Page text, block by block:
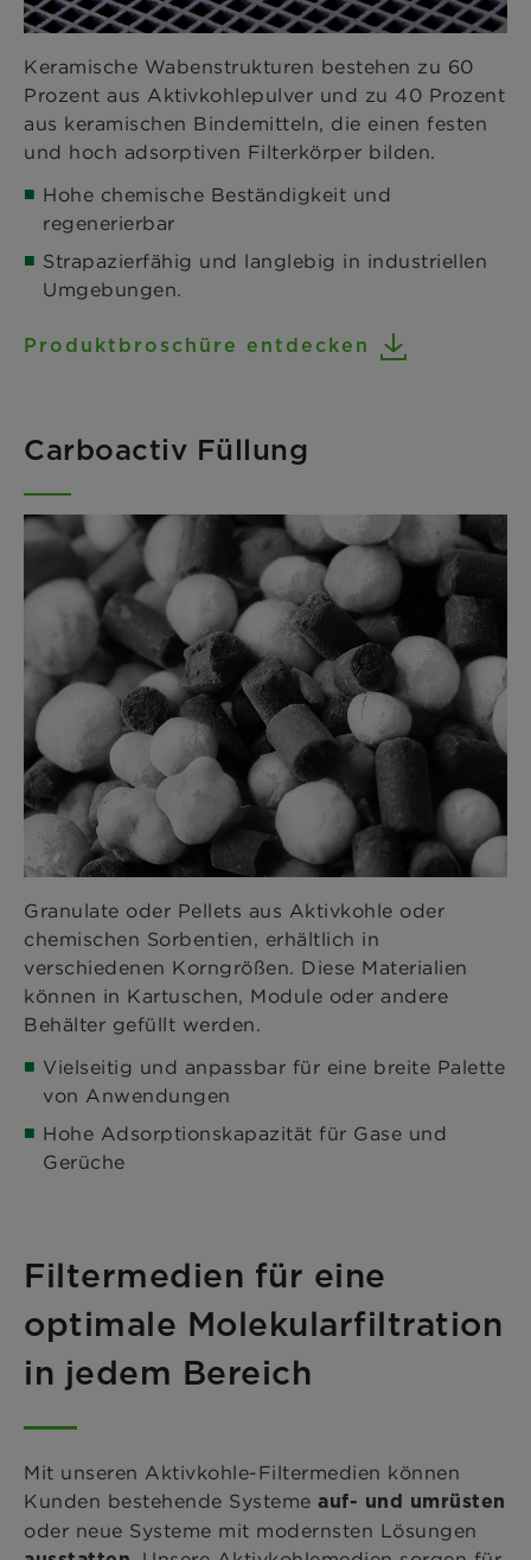
Keramische Wabenstrukturen bestehen zu 60
Prozent aus Aktivkohlepulver und zu 40 Prozent
aus keramischen Bindemitteln, die einen festen
und hoch adsorptiven Filterkörper bilden.
Hohe chemische Beständigkeit und
regenerierbar
Strapazierfähig und langlebig in industriellen
Umgebungen.
Produktbroschüre entdecken
Carboactiv Füllung
Granulate oder Pellets aus Aktivkohle oder
chemischen Sorbentien, erhältlich in
verschiedenen Korngrößen. Diese Materialien
können in Kartuschen, Module oder andere
Behälter gefüllt werden.
Vielseitig und anpassbar für eine breite Palette
von Anwendungen
Hohe Adsorptionskapazität für Gase und
Gerüche
Filtermedien für eine
optimale Molekularfiltration
in jedem Bereich
Mit unseren Aktivkohle-Filtermedien können
Kunden bestehende Systeme auf- und umrüsten
oder neue Systeme mit modernsten Lösungen